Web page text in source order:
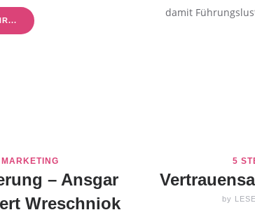
damit
MARKETING
– Ansgar
Wreschniok
5
by